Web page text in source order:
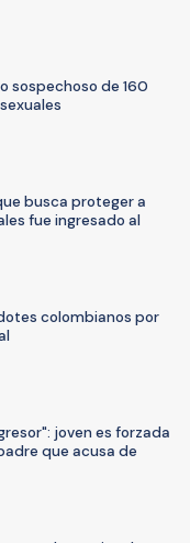
sospechoso de 160
busca proteger a
fue ingresado al
colombianos por
joven es forzada
que acusa de